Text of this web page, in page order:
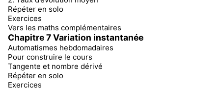
Répéter en solo
Exercices
Vers les maths complémentaires
Chapitre 7 Variation instantanée
Automatismes hebdomadaires
Pour construire le cours
Tangente et nombre dérivé
Répéter en solo
Exercices